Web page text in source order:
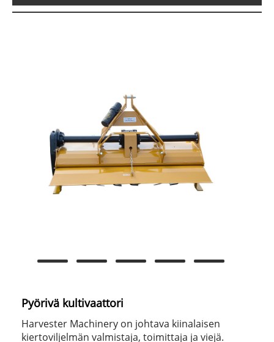
Pyörivä kultivaattori
Harvester Machinery on johtava kiinalaisen
kiertoviljelmän valmistaja, toimittaja ja viejä.